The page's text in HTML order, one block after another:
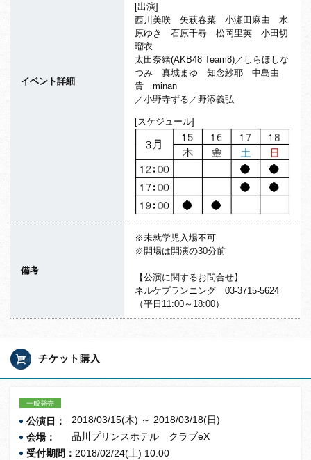
イベント詳細
[出演]
西川美咲 矢萩春菜 小瀬田麻由 水
原ゆき 石原千尋 松岡里英 小田切
瑠衣
太田奈緒(AKB48 Team8)／しらほしな
つみ 真城まゆ 知念紗耶 中島由
貴 minan
／小野寺ずる／野添義弘
[スケジュール]
備考
※未就学児入場不可
※開場は開演の30分前
【公演に関するお問合せ】
ネルケプランニング 03-3715-5624
（平日11:00～18:00）
チケット購入
一般発売
公演日：
2018/03/15(木) ～ 2018/03/18(日)
会場：
品川プリンスホテル クラブeX
受付期間： 2018/02/24(土) 10:00